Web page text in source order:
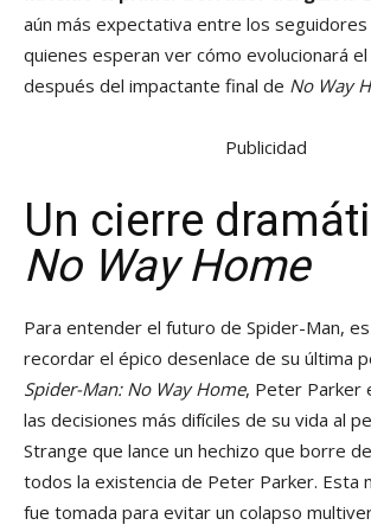
aún más expectativa entre los seguidores
quienes esperan ver cómo evolucionará
después del impactante final de No Way
Publicidad
Un cierre
No Way Home
Para entender el futuro de Spider-Man,
recordar el épico desenlace de su última
Spider-Man: No Way Home, Peter Parker
las decisiones más difíciles de su vida al
Strange que lance un hechizo que borre
todos la existencia de Peter Parker. Esta
fue tomada para evitar un colapso